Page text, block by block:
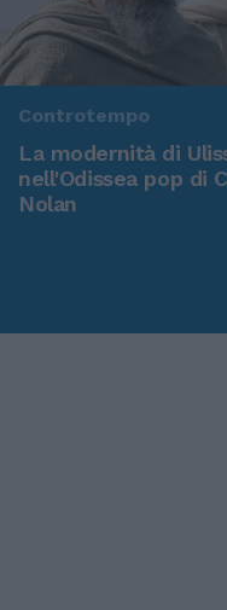
Controtempo
La modernità di
nell'Odissea pop di
Nolan